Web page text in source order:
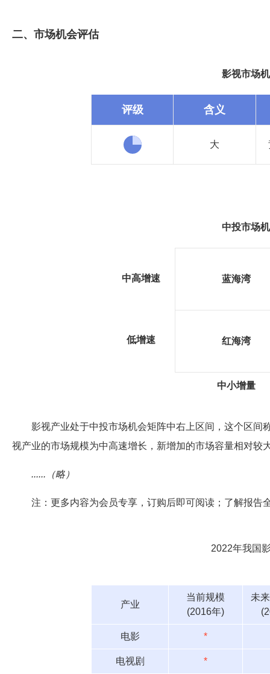
二、市场机会评估
影视市场
评级 含义
大
中投市场
中高增速
低增速
蓝海湾
红海湾
中小增量
影视产业处于中投市场机会矩阵中右上区间，这个区间
视产业的市场规模为中高速增长，新增加的市场容量相对较
......（略）
注：更多内容为会员专享，订购后即可阅读；了解报告
2022年我国
产业
当前规模
(2016年)
未
电影 *
电视剧 *